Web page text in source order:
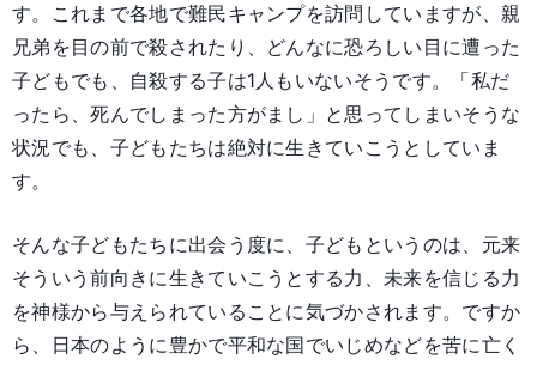
す。これまで各地で難民キャンプを訪問していますが、親
兄弟を目の前で殺されたり、どんなに恐ろしい目に遭った
子どもでも、自殺する子は1人もいないそうです。「私だ
ったら、死んでしまった方がまし」と思ってしまいそうな
状況でも、子どもたちは絶対に生きていこうとしていま
す。
そんな子どもたちに出会う度に、子どもというのは、元来
そういう前向きに生きていこうとする力、未来を信じる力
を神様から与えられていることに気づかされます。ですか
ら、日本のように豊かで平和な国でいじめなどを苦に亡く